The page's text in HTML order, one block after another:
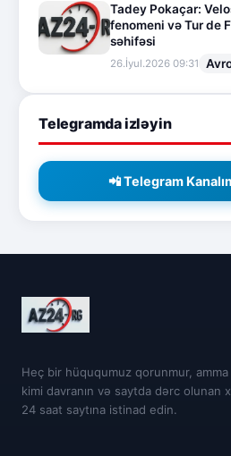
Tadey Pokaçar:
fenomeni və Tur de
səhifəsi
26.İyul.2026 09:31
Telegramda izləyin
📲 Telegram
Heç bir hüququmuz qorunmur,
kimi davranın və saytda dərc olunan
24 saat saytına istinad edin.